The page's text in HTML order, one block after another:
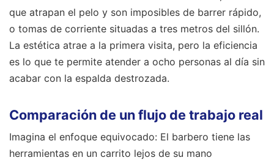
que atrapan el pelo y son imposibles de barrer rápido,
o tomas de corriente situadas a tres metros del sillón.
La estética atrae a la primera visita, pero la eficiencia
es lo que te permite atender a ocho personas al día sin
acabar con la espalda destrozada.
Comparación de un flujo de trabajo real
Imagina el enfoque equivocado: El barbero tiene las
herramientas en un carrito lejos de su mano